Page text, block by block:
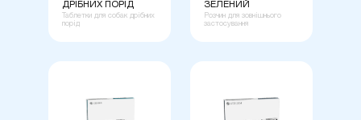
ДРІБНИХ ПОРІД
Таблетки для собак дрібних
порід
ЗЕЛЕНИЙ
Розчин для зовнішнього
застосування